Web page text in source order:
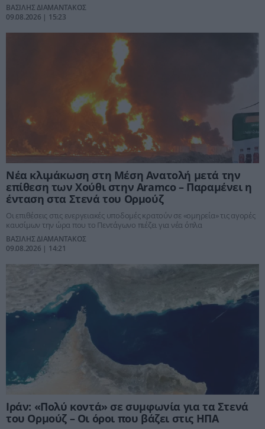
ΒΑΣΙΛΗΣ ΔΙΑΜΑΝΤΑΚΟΣ
09.08.2026 | 15:23
Νέα κλιμάκωση στη Μέση Ανατολή μετά την
επίθεση των Χούθι στην Aramco – Παραμένει η
ένταση στα Στενά του Ορμούζ
Οι επιθέσεις στις ενεργειακές υποδομές κρατούν σε «ομηρεία» τις αγορές
καυσίμων την ώρα που το Πεντάγωνο πιέζει για νέα όπλα
ΒΑΣΙΛΗΣ ΔΙΑΜΑΝΤΑΚΟΣ
09.08.2026 | 14:21
Ιράν: «Πολύ κοντά» σε συμφωνία για τα Στενά
του Ορμούζ – Οι όροι που βάζει στις ΗΠΑ